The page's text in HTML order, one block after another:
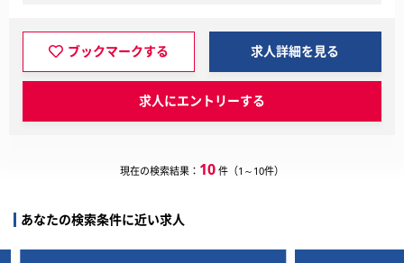
ブックマークする 求人詳細を見る
求人にエントリーする
現在の検索結果： 10 件（1～10件）
あなたの検索条件に近い求人